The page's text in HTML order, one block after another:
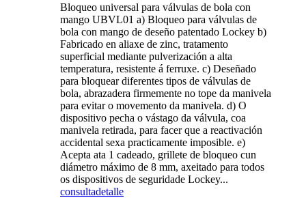
Bloqueo universal para válvulas de bola con
mango UBVL01 a) Bloqueo para válvulas de
bola con mango de deseño patentado Lockey b)
Fabricado en aliaxe de zinc, tratamento
superficial mediante pulverización a alta
temperatura, resistente á ferruxe. c) Deseñado
para bloquear diferentes tipos de válvulas de
bola, abrazadera firmemente no tope da manivela
para evitar o movemento da manivela. d) O
dispositivo pecha o vástago da válvula, coa
manivela retirada, para facer que a reactivación
accidental sexa practicamente imposible. e)
Acepta ata 1 cadeado, grillete de bloqueo cun
diámetro máximo de 8 mm, axeitado para todos
os dispositivos de seguridade Lockey...
consultadetalle